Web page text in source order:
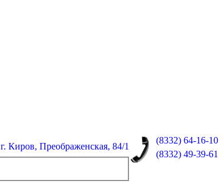
(8332) 64-16-10
(8332) 49-39-61
г. Киров, Преображенская, 84/1